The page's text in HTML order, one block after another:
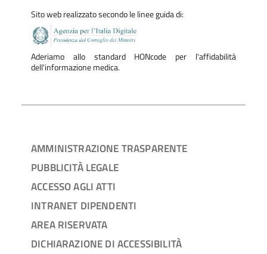
Sito web realizzato secondo le linee guida di:
Aderiamo allo standard HONcode per l'affidabilità
dell'informazione medica.
AMMINISTRAZIONE TRASPARENTE
PUBBLICITÀ LEGALE
ACCESSO AGLI ATTI
INTRANET DIPENDENTI
AREA RISERVATA
DICHIARAZIONE DI ACCESSIBILITÀ